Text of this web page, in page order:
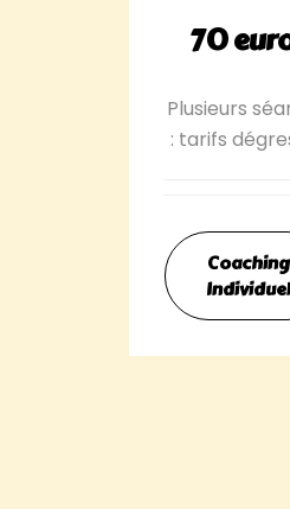
70
Plusieurs
: tarifs
Coaching
Individuel